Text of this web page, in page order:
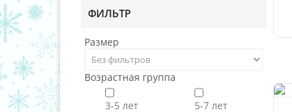
ФИЛЬТР
Размер
Возрастная группа
3-5 лет
5-7 лет